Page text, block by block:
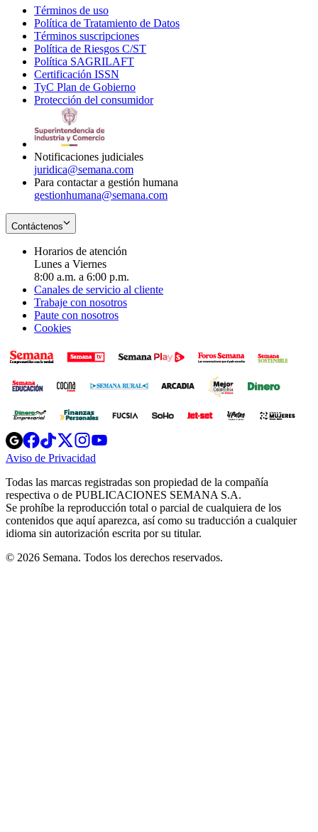
Términos de uso
in
new
window
Política de Tratamiento de Datos
Términos suscripciones
in
Política de Riesgos C/ST
Política SAGRILAFT
new
window
Certificación ISSN
in
new
TyC Plan de Gobierno
in
Protección del consumidorOpens
Notificaciones judiciales
juridica@semana.com
Para contactar a gestión humana
gestionhumana@semana.com
Contáctenos
Horarios de atención
Lunes a Viernes
8:00 a.m. a 6:00 p.m.
Canales de servicio al cliente
Trabaje con nosotros
Paute con nosotros
Cookies
Opens
in
new
Opens
in
new
Opens
in
new
window
Opens
new
windowwindow
Aviso de Privacidad
new
window
Todas las marcas registradas son propiedad de la compañía
respectiva o de PUBLICACIONES SEMANA S.A.
Se prohíbe la reproducción total o parcial de cualquiera de los
contenidos que aquí aparezca, así como su traducción a cualquier
idioma sin autorización escrita por su titular.
© 2026 Semana. Todos los derechos reservados.